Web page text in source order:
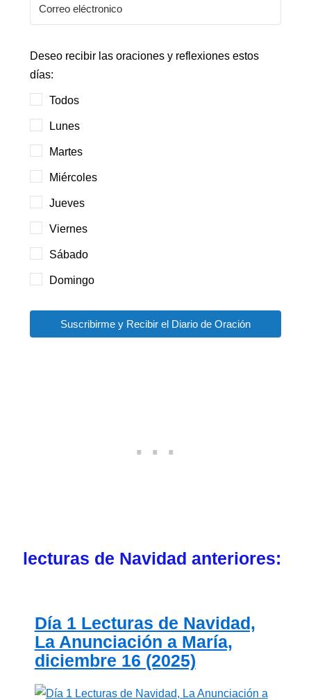
Deseo recibir las oraciones y reflexiones estos
días:
Todos
Lunes
Martes
Miércoles
Jueves
Viernes
Sábado
Domingo
Suscribirme y Recibir el Diario de Oración
lecturas de Navidad anteriores:
Día 1 Lecturas de Navidad,
La Anunciación a María,
diciembre 16 (2025)